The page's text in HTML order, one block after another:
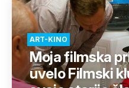
ART-KINO
Moja filmska
uvelo Filmski